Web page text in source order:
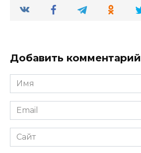
Добавить комментарий
Имя
*
Email
*
Сайт